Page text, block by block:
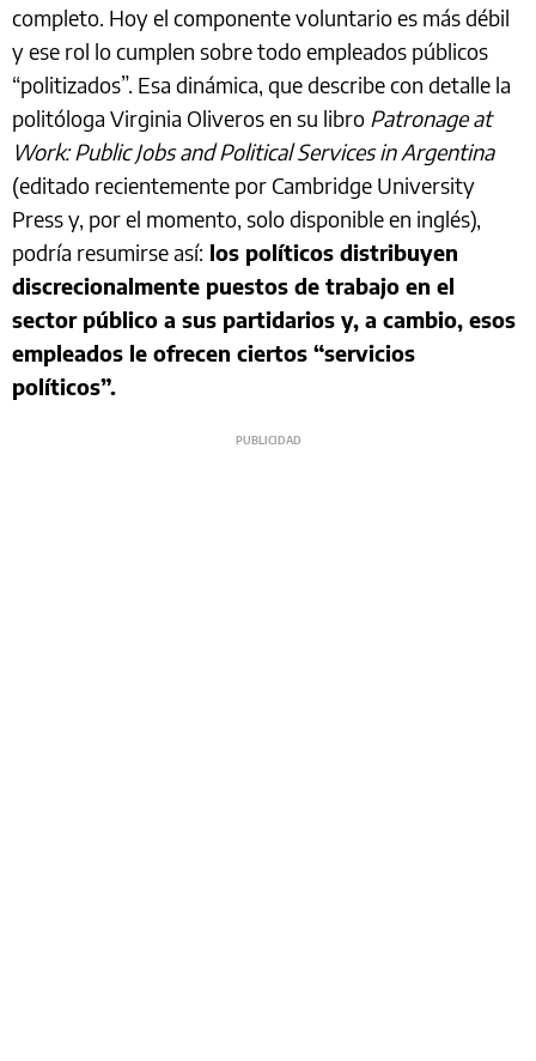
completo. Hoy el componente voluntario es más débil
y ese rol lo cumplen sobre todo empleados públicos
“politizados”. Esa dinámica, que describe con detalle la
politóloga Virginia Oliveros en su libro Patronage at
Work: Public Jobs and Political Services in Argentina
(editado recientemente por Cambridge University
Press y, por el momento, solo disponible en inglés),
podría resumirse así: los políticos distribuyen
discrecionalmente puestos de trabajo en el
sector público a sus partidarios y, a cambio, esos
empleados le ofrecen ciertos “servicios
políticos”.